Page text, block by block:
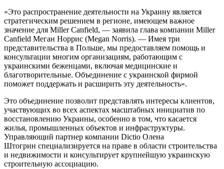
«Это распространение деятельности на Украину является
стратегическим решением в регионе, имеющем важное
значение для Miller Canfield, — заявила глава компании Miller
Canfield Меган Норрис (Megan Norris). — Имея три
представительства в Польше, мы предоставляем помощь и
консультации многим организациям, работающим с
украинскими беженцами, включая медицинские и
благотворительные. Объединение с украинской фирмой
поможет поддержать и расширить эту деятельность».
Это объединение позволит представлять интересы клиентов,
участвующих во всех аспектах масштабных инициатив по
восстановлению Украины, особенно в том, что касается
жилья, промышленных объектов и инфраструктуры.
Управляющий партнер компании Dictio Олена
Штогрин специализируется на праве в области строительства
и недвижимости и консультирует крупнейшую украинскую
строительную ассоциацию.